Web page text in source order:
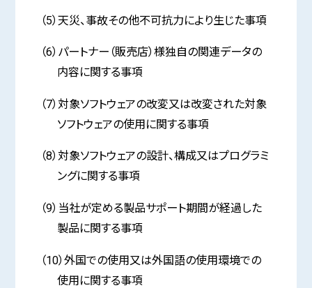
（5）天災、事故その他不可抗力により生じた事項
（6）パートナー（販売店）様独自の関連データの
内容に関する事項
（7）対象ソフトウェアの改変又は改変された対象
ソフトウェアの使用に関する事項
（8）対象ソフトウェアの設計、構成又はプログラミ
ングに関する事項
（9）当社が定める製品サポート期間が経過した
製品に関する事項
（10）外国での使用又は外国語の使用環境での
使用に関する事項